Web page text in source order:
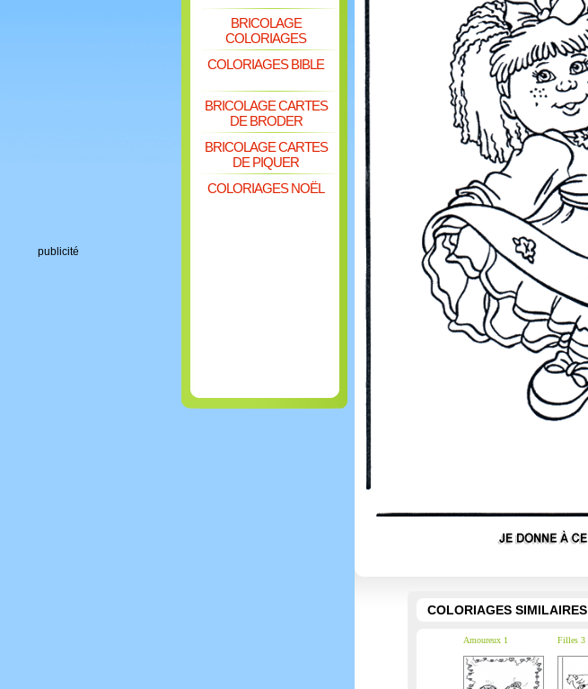
publicité
BRICOLAGE
COLORIAGES
COLORIAGES BIBLE
BRICOLAGE CARTES
DE BRODER
BRICOLAGE CARTES
DE PIQUER
COLORIAGES NOËL
COLORIAGES SIMILAIRES
Amoureux 1 Filles 3